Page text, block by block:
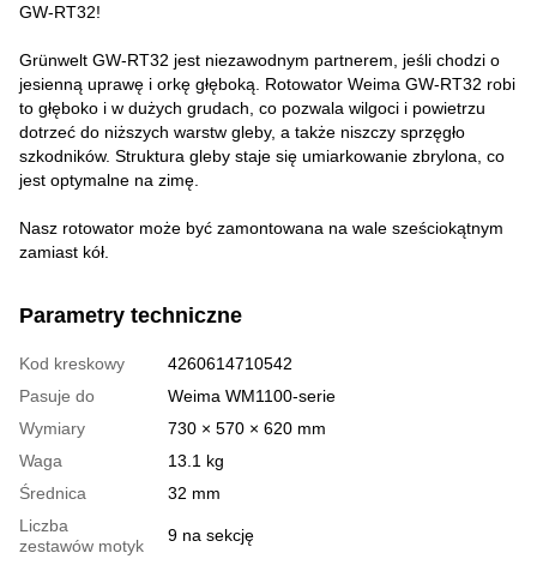
GW-RT32!
Grünwelt GW-RT32 jest niezawodnym partnerem, jeśli chodzi o
jesienną uprawę i orkę głęboką. Rotowator Weima GW-RT32 robi
to głęboko i w dużych grudach, co pozwala wilgoci i powietrzu
dotrzeć do niższych warstw gleby, a także niszczy sprzęgło
szkodników. Struktura gleby staje się umiarkowanie zbrylona, ​​co
jest optymalne na zimę.
Nasz rotowator może być zamontowana na wale sześciokątnym
zamiast kół.
Parametry techniczne
Kod kreskowy
4260614710542
Pasuje do
Weima WM1100-serie
Wymiary
730 × 570 × 620 mm
Waga
13.1 kg
Średnica
32 mm
Liczba
zestawów motyk
9 na sekcję